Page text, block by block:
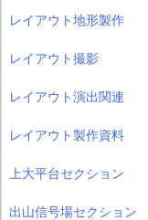
レイアウト地形製作
レイアウト撮影
レイアウト演出関連
レイアウト製作資料
上大平台セクション
出山信号場セクション